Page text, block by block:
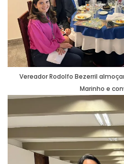
Vereador Rodolfo Bezerril
Marinho e